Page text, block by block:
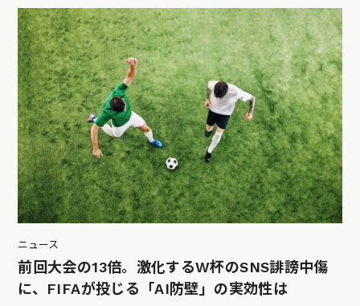
ニュース
前回大会の13倍。激化するW杯のSNS誹謗中傷
に、FIFAが投じる「AI防壁」の実効性は